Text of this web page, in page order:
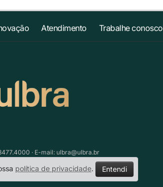
Atendimento Trabalhe conosco
· E-mail: ulbra@ulbra.br
política de privacidade. Entendi